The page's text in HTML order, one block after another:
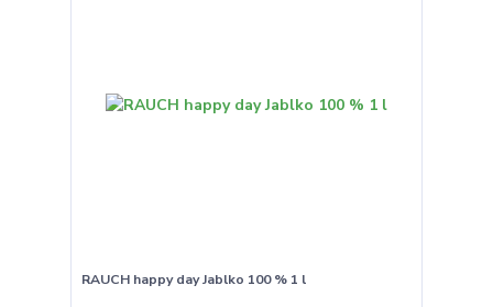
RAUCH happy day Jablko 100 % 1 l